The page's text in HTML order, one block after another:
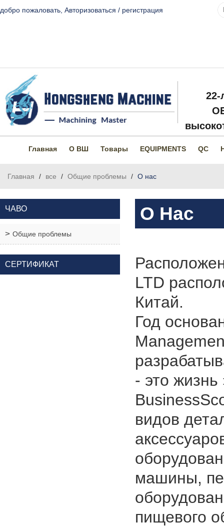
добро пожаловать, Авторизоваться / регистрация
22-
Главная О ВШ Товары EQUIPMENTS QC
Главная / все / Общие проблемы / О нас
ЧАВО
Общие проблемы
СЕРТИФИКАТ
О Нас
LTD
Китай.
Год
- это жизнь
видов
машины,
пищевого